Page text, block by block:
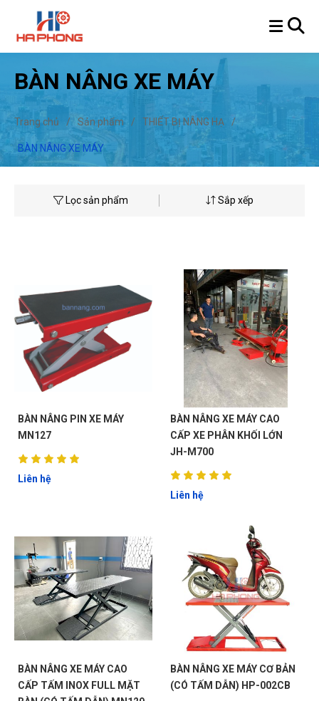
BÀN NÂNG XE MÁY
Trang chủ / Sản phẩm / THIẾT BỊ NÂNG HẠ /
BÀN NÂNG XE MÁY
Lọc sản phẩm Sắp xếp
BÀN NÂNG PIN XE MÁY
MN127
Liên hệ
BÀN NÂNG XE MÁY CAO
CẤP XE PHÂN KHỐI LỚN
JH-M700
Liên hệ
BÀN NÂNG XE MÁY CAO
CẤP TẤM INOX FULL MẶT
BÀN NÂNG XE MÁY CƠ BẢN
(CÓ TẤM DẪN) HP-002CB